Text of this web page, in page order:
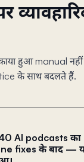
हुआ manual
के साथ बदलते हैं.
AI podcasts
fixes के बाद —